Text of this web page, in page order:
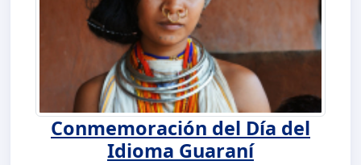
Conmemoración del Día del
Idioma Guaraní